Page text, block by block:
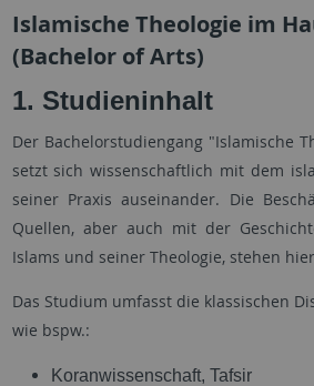
Islamische Theologie im
(Bachelor of Arts)
1. Studieninhalt
Der Bachelorstudiengang "Islamische
setzt sich wissenschaftlich mit dem
seiner Praxis auseinander. Die
Quellen, aber auch mit der
Islams und seiner Theologie, stehen
Das Studium umfasst die klassischen
wie bspw.:
Koranwissenschaft, Tafsir